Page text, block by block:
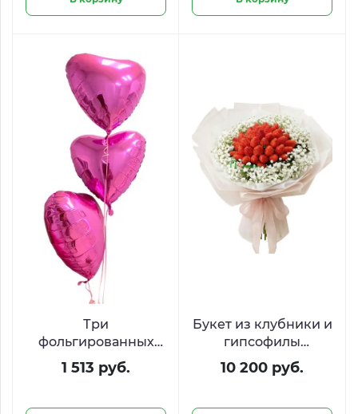
Три
фольгированных
шара в форме
сердца
1 513 руб.
Букет из клубники и
гипсофилы
«Поцелуй лета»
10 200 руб.